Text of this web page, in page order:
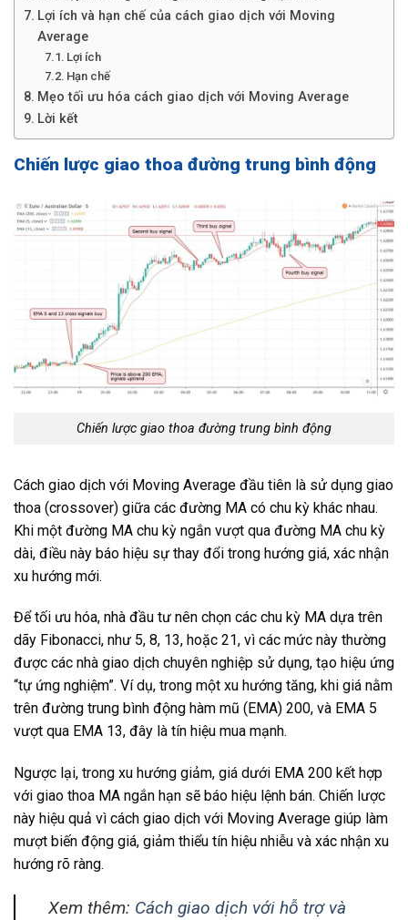
Lợi ích và hạn chế của cách giao dịch với Moving
Average
Lợi ích
Hạn chế
Mẹo tối ưu hóa cách giao dịch với Moving Average
Lời kết
Chiến lược giao thoa đường trung bình động
Chiến lược giao thoa đường trung bình động
Cách giao dịch với Moving Average đầu tiên là sử dụng giao
thoa (crossover) giữa các đường MA có chu kỳ khác nhau.
Khi một đường MA chu kỳ ngắn vượt qua đường MA chu kỳ
dài, điều này báo hiệu sự thay đổi trong hướng giá, xác nhận
xu hướng mới.
Để tối ưu hóa, nhà đầu tư nên chọn các chu kỳ MA dựa trên
dãy Fibonacci, như 5, 8, 13, hoặc 21, vì các mức này thường
được các nhà giao dịch chuyên nghiệp sử dụng, tạo hiệu ứng
“tự ứng nghiệm”. Ví dụ, trong một xu hướng tăng, khi giá nằm
trên đường trung bình động hàm mũ (EMA) 200, và EMA 5
vượt qua EMA 13, đây là tín hiệu mua mạnh.
Ngược lại, trong xu hướng giảm, giá dưới EMA 200 kết hợp
với giao thoa MA ngắn hạn sẽ báo hiệu lệnh bán. Chiến lược
này hiệu quả vì cách giao dịch với Moving Average giúp làm
mượt biến động giá, giảm thiểu tín hiệu nhiễu và xác nhận xu
hướng rõ ràng.
Xem thêm: Cách giao dịch với hỗ trợ và